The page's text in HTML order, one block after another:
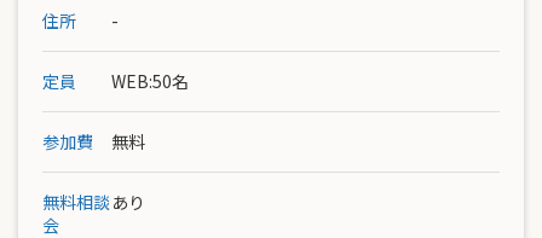
住所 -
定員 WEB:50名
参加費 無料
無料相談
会
あり